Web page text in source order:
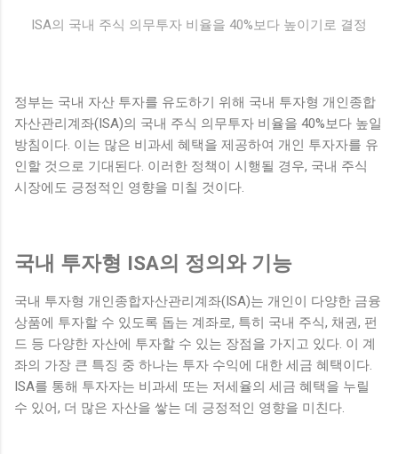
설을 갖추고 있어 주거 공간으로서의 매력을 높이고 있다. 특히,
생활은 그녀에게 편안하고 여유로운 일상을 제공할 것으로 기
대된다. 더불어 ...
ISA의 국내 주식 의무투자 비율을 40%보다 높이기로 결정
정부는 국내 자산 투자를 유도하기 위해 국내 투자형 개인종합
자산관리계좌(ISA)의 국내 주식 의무투자 비율을 40%보다 높일
방침이다. 이는 많은 비과세 혜택을 제공하여 개인 투자자를 유
인할 것으로 기대된다. 이러한 정책이 시행될 경우, 국내 주식
시장에도 긍정적인 영향을 미칠 것이다.
국내 투자형 ISA의 정의와 기능
국내 투자형 개인종합자산관리계좌(ISA)는 개인이 다양한 금융
상품에 투자할 수 있도록 돕는 계좌로, 특히 국내 주식, 채권, 펀
드 등 다양한 자산에 투자할 수 있는 장점을 가지고 있다. 이 계
좌의 가장 큰 특징 중 하나는 투자 수익에 대한 세금 혜택이다.
ISA를 통해 투자자는 비과세 또는 저세율의 세금 혜택을 누릴
수 있어, 더 많은 자산을 쌓는 데 긍정적인 영향을 미친다.